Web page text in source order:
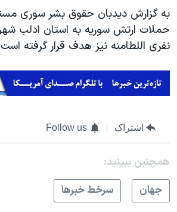
به گزارش دیدبان حقوق بشر سوری
حملات ارتش سوریه به استان ادلب
نفری اللطامنه نیز هدف قرار گرفته
اشتراک Follow us
همچنبن ببینید:
جهان
سرخط خبرها